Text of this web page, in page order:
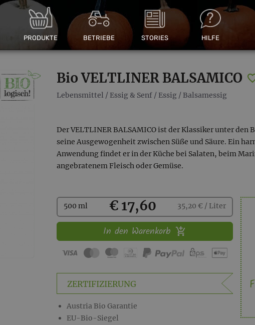
PRODUKTE BETRIEBE STORIES HILFE
Bio VELTLINER BALSAMICO
Lebensmittel / Essig & Senf / Essig / Balsamessig
Der VELTLINER BALSAMICO ist der Klassiker unter den
seine Ausgewogenheit zwischen Süße und Säure. Ein
Anwendung findet er in der Küche bei Salaten, beim
angebratenem Fleisch oder Gemüse.
Kaufen
500 ml € 17,60 35,20 € / Liter
In den Warenkorb
ZERTIFIZIERUNG
Austria Bio Garantie
EU-Bio-Siegel